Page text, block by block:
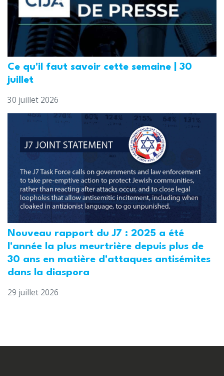
Ce qu'il faut savoir cette semaine | 30
juillet
30 juillet 2026
Nouveau rapport du J7 : 2025 a été
l'année la plus meurtrière depuis plus de
30 ans en matière d'attaques antisémites
dans la diaspora
29 juillet 2026